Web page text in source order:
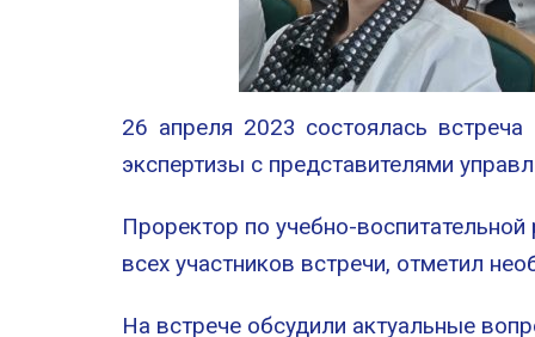
26 апреля 2023 состоялась встреча
экспертизы с представителями
Проректор по учебно-
всех участников встречи, отметил
На встрече обсудили актуальные